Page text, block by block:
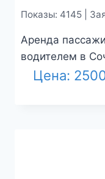
Показы: 4145 |
Аренда
водителем в
Цена: